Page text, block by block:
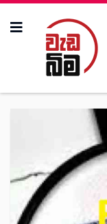
All Stories